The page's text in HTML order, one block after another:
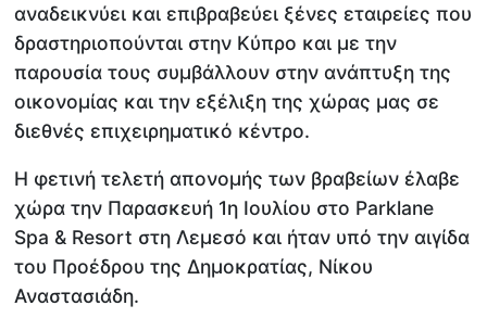
αναδεικνύει και επιβραβεύει ξένες εταιρείες που
δραστηριοπούνται στην Κύπρο και με την
παρουσία τους συμβάλλουν στην ανάπτυξη της
οικονομίας και την εξέλιξη της χώρας μας σε
διεθνές επιχειρηματικό κέντρο.
Η φετινή τελετή απονομής των βραβείων έλαβε
χώρα την Παρασκευή 1η Ιουλίου στο Parklane
Spa & Resort στη Λεμεσό και ήταν υπό την αιγίδα
του Προέδρου της Δημοκρατίας, Νίκου
Αναστασιάδη.